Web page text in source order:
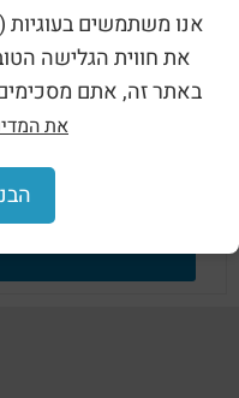
את חווית הגלישה
באתר זה, אתם
את
פוליאסטר (H+L) השאירו פרטים כאן: